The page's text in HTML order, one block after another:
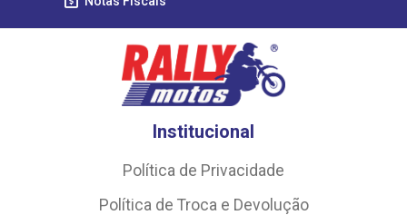
Institucional
Política de Privacidade
Política de Troca e Devolução